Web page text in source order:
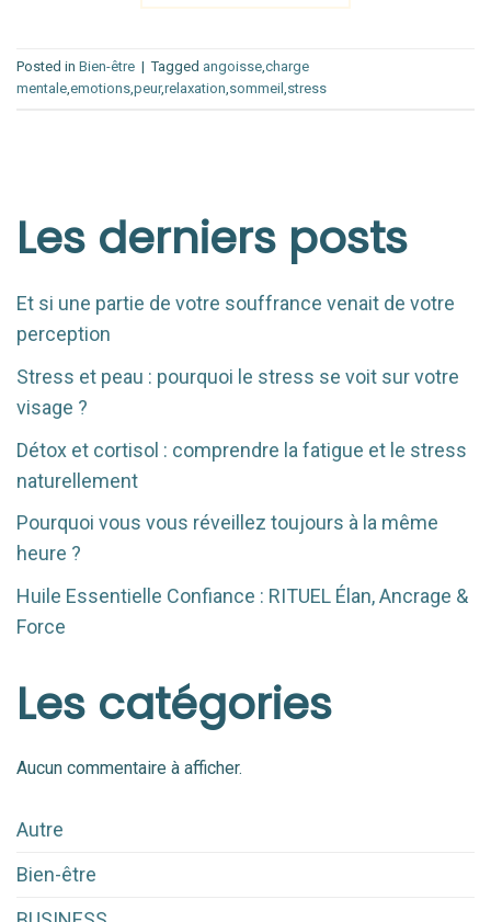
Posted in Bien-être | Tagged angoisse,charge
mentale,emotions,peur,relaxation,sommeil ,stress
Les derniers posts
Et si une partie de votre souffrance venait de votre
perception
Stress et peau : pourquoi le stress se voit sur votre
visage ?
Détox et cortisol : comprendre la fatigue et le stress
naturellement
Pourquoi vous vous réveillez toujours à la même
heure ?
Huile Essentielle Confiance : RITUEL Élan, Ancrage &
Force
Les catégories
Aucun commentaire à afficher.
Autre
Bien-être